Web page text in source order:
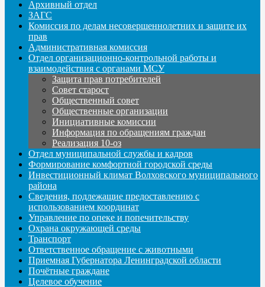
Архивный отдел
ЗАГС
Комиссия по делам несовершеннолетних и защите их
прав
Административная комиссия
Отдел организационно-контрольной работы и
взаимодействия с органами МСУ
Защита прав потребителей
Совет старост
Общественный совет
Общественные организации
Инициативные комиссии
Информация по обращениям граждан
Реализация 10-оз
Отдел муниципальной службы и кадров
Формирование комфортной городской среды
Инвестиционный климат Волховского муниципального
района
Сведения, подлежащие предоставлению с
использованием координат
Управление по опеке и попечительству
Охрана окружающей среды
Транспорт
Ответственное обращение с животными
Приемная Губернатора Ленинградской области
Почётные граждане
Целевое обучение